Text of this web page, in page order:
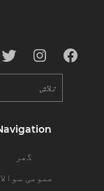
گھر
عمومی